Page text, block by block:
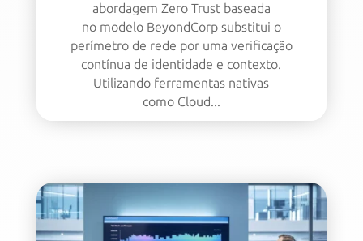
abordagem Zero Trust baseada
no modelo BeyondCorp substitui o
perímetro de rede por uma verificação
contínua de identidade e contexto.
Utilizando ferramentas nativas
como Cloud...